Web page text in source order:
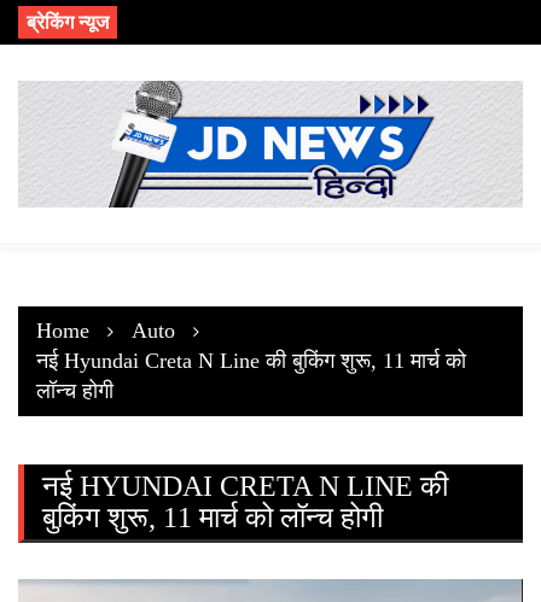
Skip
to
ब्रेकिंग न्यूज
Home
Auto
नई Hyundai Creta N Line की बुकिंग शुरू, 11 मार्च को
लॉन्च होगी
नई HYUNDAI CRETA N LINE की
बुकिंग शुरू, 11 मार्च को लॉन्च होगी